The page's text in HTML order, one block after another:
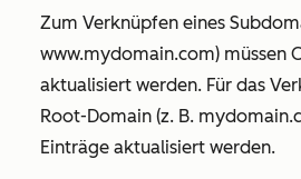
Zum Verknüpfen eines
www.mydomain.com) müssen
aktualisiert werden. Für das
Root-Domain (z. B.
Einträge aktualisiert werden.